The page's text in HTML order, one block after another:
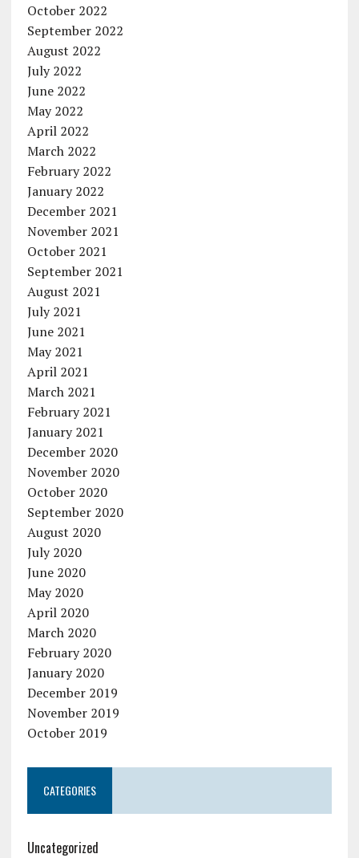
October 2022
September 2022
August 2022
July 2022
June 2022
May 2022
April 2022
March 2022
February 2022
January 2022
December 2021
November 2021
October 2021
September 2021
August 2021
July 2021
June 2021
May 2021
April 2021
March 2021
February 2021
January 2021
December 2020
November 2020
October 2020
September 2020
August 2020
July 2020
June 2020
May 2020
April 2020
March 2020
February 2020
January 2020
December 2019
November 2019
October 2019
CATEGORIES
Uncategorized